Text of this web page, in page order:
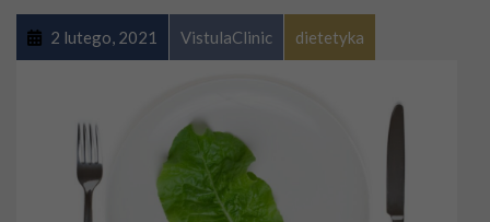
2 lutego, 2021 VistulaClinic dietetyka